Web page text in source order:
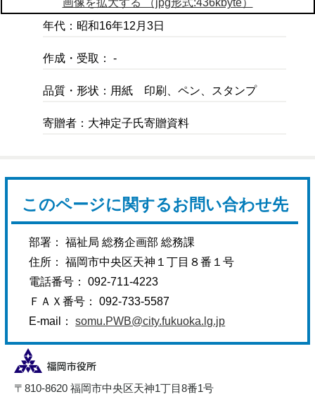
年代：昭和16年12月3日
作成・受取： -
品質・形状：用紙 印刷、ペン、スタンプ
寄贈者：大神定子氏寄贈資料
このページに関するお問い合わせ先
部署： 福祉局 総務企画部 総務課
住所： 福岡市中央区天神１丁目８番１号
電話番号： 092-711-4223
ＦＡＸ番号： 092-733-5587
E-mail：somu.PWB@city.fukuoka.lg.jp
〒810-8620 福岡市中央区天神1丁目8番1号